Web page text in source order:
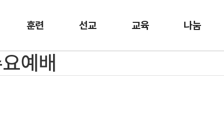
훈련 선교 교육 나눔
예배